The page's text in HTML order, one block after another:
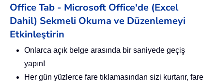
Office Tab - Microsoft Office'de (Excel
Dahil) Sekmeli Okuma ve Düzenlemeyi
Etkinleştirin
Onlarca açık belge arasında bir saniyede geçiş
yapın!
Her gün yüzlerce fare tıklamasından sizi kurtarır, fare